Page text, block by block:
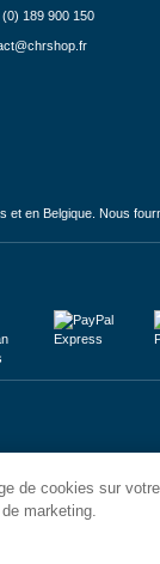
(0) 189 900 150
en Belgique. Nous
de cookies sur
marketing.